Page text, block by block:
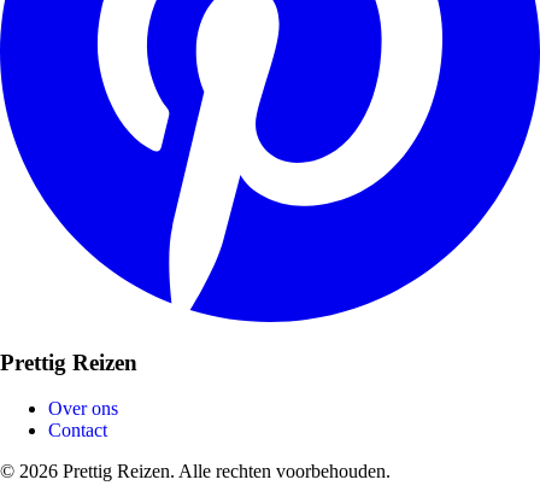
Prettig Reizen
Over ons
Contact
© 2026 Prettig Reizen. Alle rechten voorbehouden.